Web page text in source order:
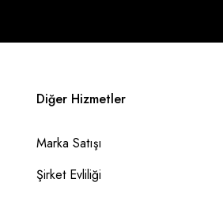
Diğer Hizmetler
Marka Satışı
Şirket Evliliği